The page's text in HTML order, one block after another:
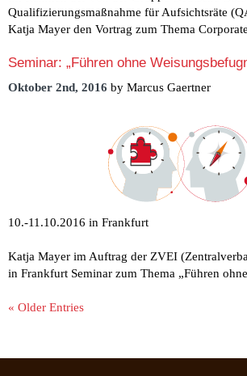
Qualifizierungsmaßnahme für Aufsichtsräte
Katja Mayer den Vortrag zum Thema
Seminar: „Führen ohne
Oktober 2nd, 2016 by Marcus Gaertner
10.-11.10.2016 in Frankfurt
Katja Mayer im Auftrag der ZVEI
in Frankfurt Seminar zum Thema „Führen
« Older Entries